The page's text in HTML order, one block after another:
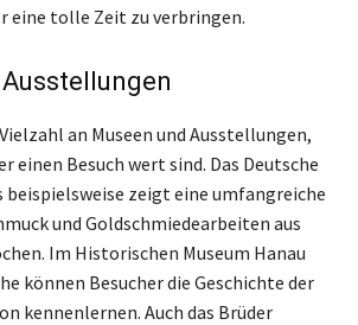
eine tolle Zeit zu verbringen.
an Museen und Ausstellungen,
einen Besuch wert sind. Das Deutsche
beispielsweise zeigt eine umfangreiche
und Goldschmiedearbeiten aus
Im Historischen Museum Hanau
können Besucher die Geschichte der
kennenlernen. Auch das Brüder